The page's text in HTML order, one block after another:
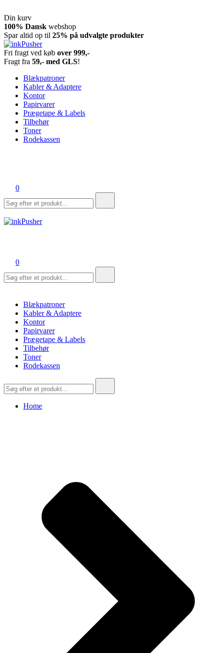
Din kurv
Spring
til
indhold
100% Dansk webshop
Spar altid op til 25% på udvalgte produkter
inkPusher
Leverandør af blækpatroner, kontor artikler og meget mere
Fri fragt ved køb over 999,-
Fragt fra 59,- med GLS!
Blækpatroner
Kabler & Adaptere
Kontor
Papirvarer
Prægetape & Labels
Tilbehør
Toner
Rodekassen
0
efter:
0
efter:
Blækpatroner
Kabler & Adaptere
Kontor
Papirvarer
Prægetape & Labels
Tilbehør
Toner
Rodekassen
efter:
Home